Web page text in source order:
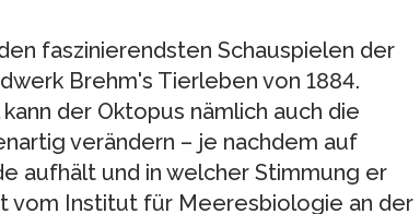
faszinierendsten Schauspielen der
Brehm's Tierleben von 1884.
der Oktopus nämlich auch die
verändern – je nachdem auf
aufhält und in welcher Stimmung er
vom Institut für Meeresbiologie an der